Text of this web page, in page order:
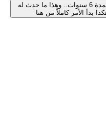
لقراءة موضوع هذا الرجل شرب بوله لمدة 6 سنوات.. وهذا ما حدث له
بدأ الأمر كاملاً من هنا